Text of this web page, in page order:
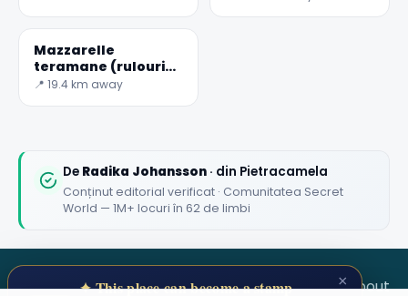
Mazzarelle
teramane (rulouri
de miel Teramo)
📍 19.4 km away
De Radika Johansson · din Pietracamela
Conținut editorial verificat · Comunitatea Secret
World — 1M+ locuri în 62 de limbi
SECRET WORLD TermsPrivacyAbout
×
✦ This place can become a stamp